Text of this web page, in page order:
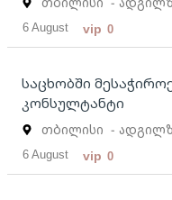
6 August vip 0
საცხობში
კონსულტანტი
თბილისი -
6 August vip 0